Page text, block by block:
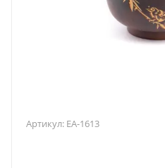
Артикул: EA-1613